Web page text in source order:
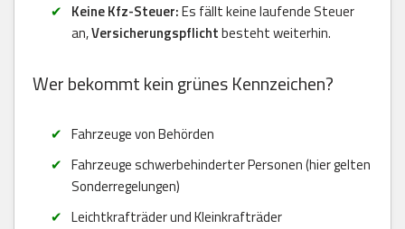
Keine Kfz-Steuer:Es fällt keine laufende Steuer
an,Versicherungspflichtbesteht weiterhin.
Wer bekommt kein grünes Kennzeichen?
Fahrzeuge von Behörden
Fahrzeuge schwerbehinderter Personen (hier gelten
Sonderregelungen)
Leichtkrafträder und Kleinkrafträder